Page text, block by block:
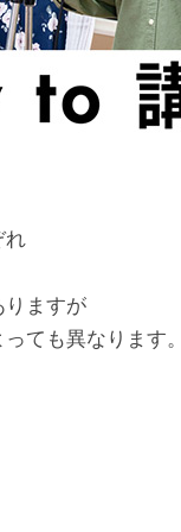
れ
りますが
ても異なります